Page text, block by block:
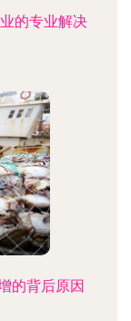
的专业解决
的背后原因